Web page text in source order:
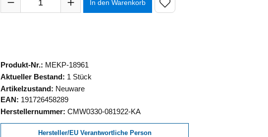
In den Warenkorb
Produkt-Nr.: MEKP-18961
Aktueller Bestand: 1 Stück
Artikelzustand: Neuware
EAN: 191726458289
Herstellernummer: CMW0330-081922-KA
Hersteller/EU Verantwortliche Person